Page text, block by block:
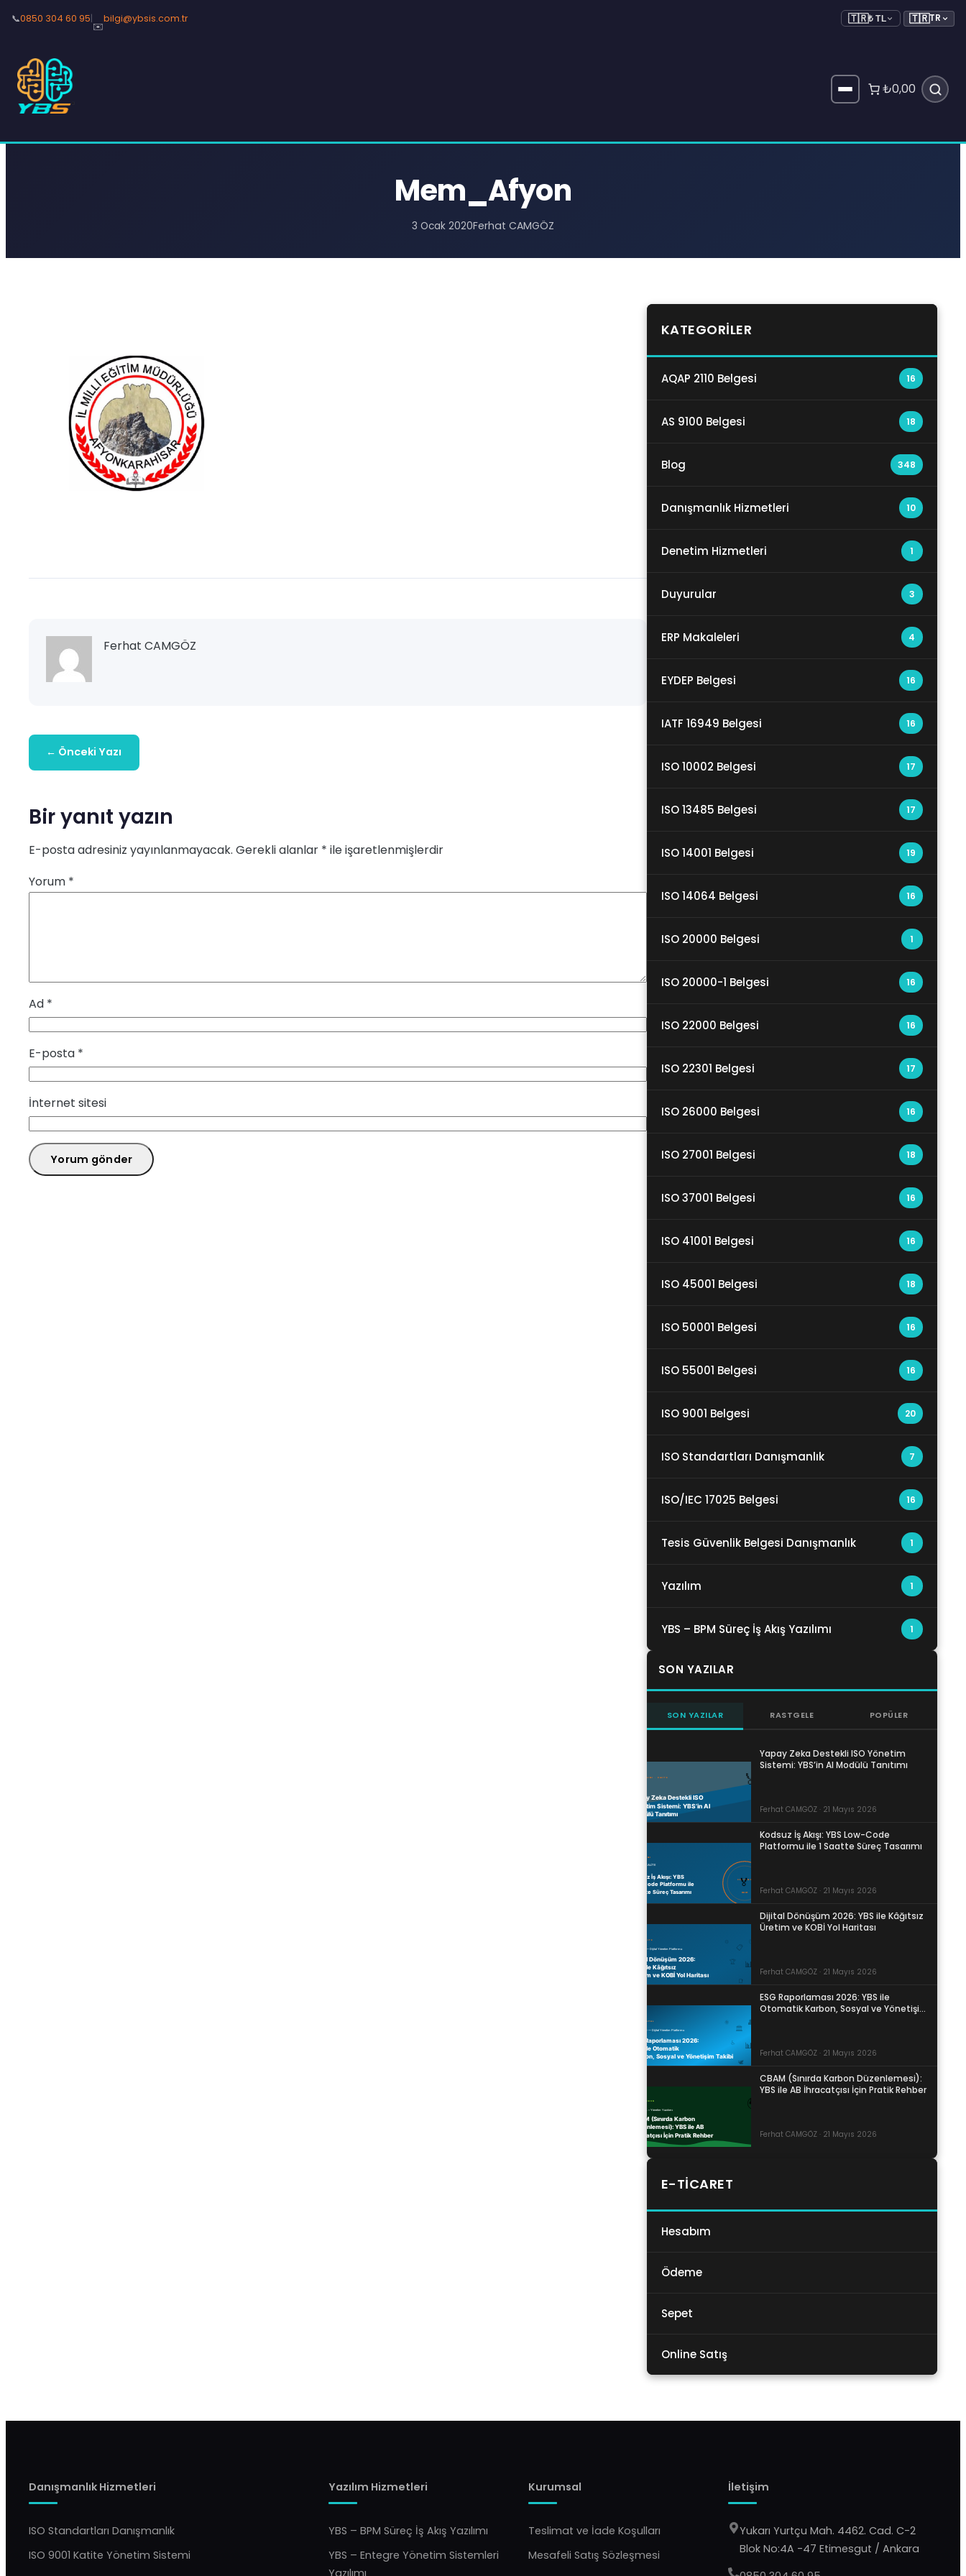
📞0850 304 60 95|
✉️
bilgi@ybsis.com.tr 🇹🇷₺ TL 🇹🇷TR
₺0,00
Mem_Afyon
3 Ocak 2020Ferhat CAMGÖZ
Ferhat CAMGÖZ
← Önceki Yazı
Bir yanıt yazın
E-posta adresiniz yayınlanmayacak. Gerekli alanlar * ile işaretlenmişlerdir
Yorum *
Ad *
E-posta *
İnternet sitesi
KATEGORILER
AQAP 2110 Belgesi 16
AS 9100 Belgesi 18
Blog 348
Danışmanlık Hizmetleri 10
Denetim Hizmetleri 1
Duyurular 3
ERP Makaleleri 4
EYDEP Belgesi 16
IATF 16949 Belgesi 16
ISO 10002 Belgesi 17
ISO 13485 Belgesi 17
ISO 14001 Belgesi 19
ISO 14064 Belgesi 16
ISO 20000 Belgesi 1
ISO 20000-1 Belgesi 16
ISO 22000 Belgesi 16
ISO 22301 Belgesi 17
ISO 26000 Belgesi 16
ISO 27001 Belgesi 18
ISO 37001 Belgesi 16
ISO 41001 Belgesi 16
ISO 45001 Belgesi 18
ISO 50001 Belgesi 16
ISO 55001 Belgesi 16
ISO 9001 Belgesi 20
ISO Standartları Danışmanlık 7
ISO/IEC 17025 Belgesi 16
Tesis Güvenlik Belgesi Danışmanlık 1
Yazılım 1
YBS – BPM Süreç İş Akış Yazılımı 1
SON YAZILAR
SON YAZILAR RASTGELE POPÜLER
Yapay Zeka Destekli ISO Yönetim
Sistemi: YBS’in AI Modülü Tanıtımı
Ferhat CAMGÖZ · 21 Mayıs 2026
Kodsuz İş Akışı: YBS Low-Code
Platformu ile 1 Saatte Süreç Tasarımı
Ferhat CAMGÖZ · 21 Mayıs 2026
Dijital Dönüşüm 2026: YBS ile Kâğıtsız
Üretim ve KOBİ Yol Haritası
Ferhat CAMGÖZ · 21 Mayıs 2026
ESG Raporlaması 2026: YBS ile
Otomatik Karbon, Sosyal ve Yönetişim
Ferhat CAMGÖZ · 21 Mayıs 2026
CBAM (Sınırda Karbon Düzenlemesi):
YBS ile AB İhracatçısı İçin Pratik Rehber
Ferhat CAMGÖZ · 21 Mayıs 2026
E-TICARET
Hesabım
Ödeme
Sepet
Online Satış
Danışmanlık Hizmetleri
ISO Standartları Danışmanlık
ISO 9001 Katite Yönetim Sistemi
Yazılım Hizmetleri
YBS – BPM Süreç İş Akış Yazılımı
YBS – Entegre Yönetim Sistemleri
Kurumsal
Teslimat ve İade Koşulları
Mesafeli Satış Sözleşmesi
İletişim
Yukarı Yurtçu Mah. 4462. Cad. C-2
Blok No:4A -47 Etimesgut / Ankara